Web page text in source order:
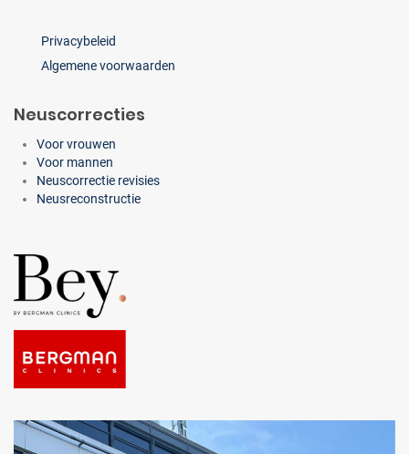
Privacybeleid
Algemene voorwaarden
Neuscorrecties
Voor vrouwen
Voor mannen
Neuscorrectie revisies
Neusreconstructie